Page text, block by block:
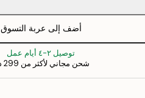
أضف إلى عربة التسوق
توصيل ٢-٤ أيام عمل
شحن مجاني لأكثر من ‏299 د.إ.‏